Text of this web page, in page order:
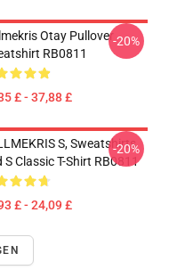
Otay Pullover
RB0811
£ - 37,88 £
-20%
S, Sweatshirts
S Classic T-Shirt RB0811
£ - 24,09 £
-20%